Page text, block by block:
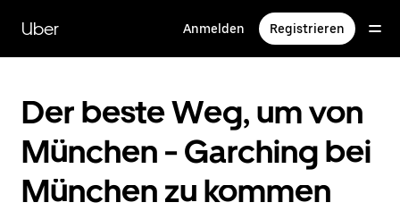
zum
Hauptinhalt
Uber Anmelden Registrieren
Der beste Weg, um von
München - Garching bei
München zu kommen